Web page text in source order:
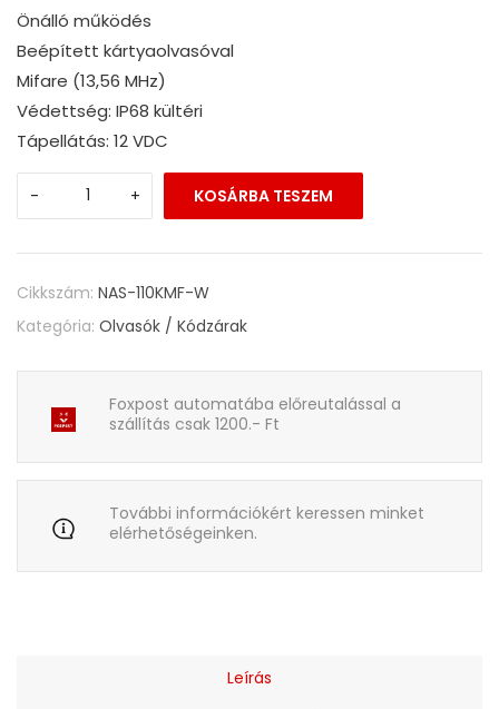
Önálló működés
Beépített kártyaolvasóval
Mifare (13,56 MHz)
Védettség: IP68 kültéri
Tápellátás: 12 VDC
- + KOSÁRBA TESZEM
Cikkszám: NAS-110KMF-W
Kategória: Olvasók / Kódzárak
Foxpost automatába előreutalással a
szállítás csak 1200.- Ft
További információkért keressen minket
elérhetőségeinken.
Leírás